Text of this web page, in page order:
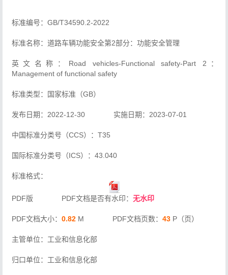
标准编号：GB/T34590.2-2022
标准名称：道路车辆功能安全第2部分：功能安全管理
英文名称：Road vehicles-Functional safety-Part 2：
Management of functional safety
标准类型：国家标准（GB）
发布日期：2022-12-30 实施日期：2023-07-01
中国标准分类号（CCS）：T35
国际标准分类号（ICS）：43.040
标准格式：
PDF版 PDF文档是否有水印： 无水印
PDF文档大小： 0.82M PDF文档页数： 43P（页）
主管单位：工业和信息化部
归口单位：工业和信息化部